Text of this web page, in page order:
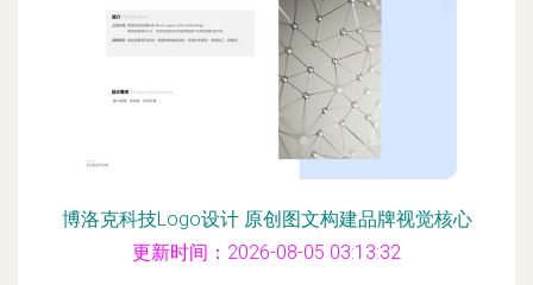
博洛克科技Logo设计 原创图文构建品牌视觉核心
更新时间：2026-08-05 03:13:32